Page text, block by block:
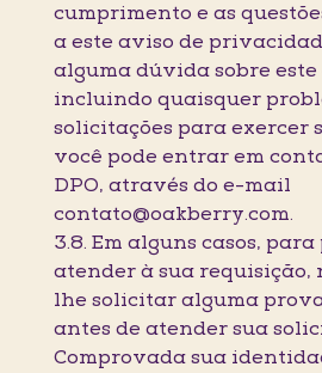
cumprimento e as
a este aviso de
alguma dúvida sobre este
incluindo quaisquer
solicitações para exercer
você pode entrar em
DPO, através do e-mail
contato@oakberry.com.
3.8. Em alguns casos,
atender à sua requisição,
lhe solicitar alguma
antes de atender sua
Comprovada sua